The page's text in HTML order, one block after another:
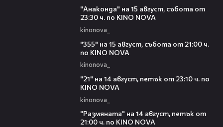
"Анаконда" на 15 август, събота от
23:30 ч. по KINO NOVA
kinonova_
"355" на 15 август, събота от 21:00 ч.
по KINO NOVA
kinonova_
"21" на 14 август, петък от 23:10 ч. по
KINO NOVA
kinonova_
"Размянaта" на 14 август, петък от
21:00 ч. по KINO NOVA